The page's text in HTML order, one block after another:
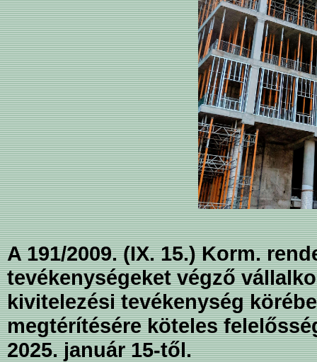
A 191/2009. (IX. 15.) Korm.
tevékenységeket végző
kivitelezési tevékenység
megtérítésére köteles
2025. január 15-től.